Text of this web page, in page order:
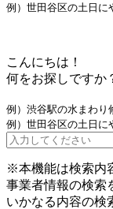
例）世田谷区の土日に
こんにちは！
何をお探しですか
例）渋谷駅の水まわり
例）世田谷区の土日に
※本機能は検索内
事業者情報の検索
いかなる内容の検